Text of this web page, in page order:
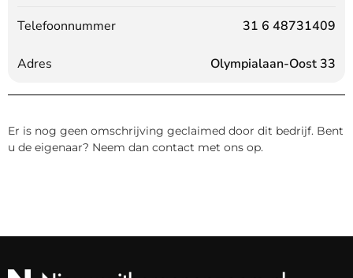
Telefoonnummer 31 6 48731409
Adres Olympialaan-Oost 33
Er is nog geen omschrijving geclaimed door dit bedrijf. Bent
u de eigenaar? Neem dan contact met ons op.